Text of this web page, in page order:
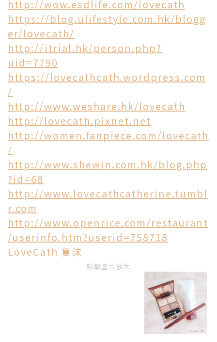
http://wow.esdlife.com/lovecath
https://blog.ulifestyle.com.hk/blogg
er/lovecath/
http://itrial.hk/person.php?
uid=7790
https://lovecathcath.wordpress.com
/
http://www.weshare.hk/lovecath
http://lovecath.pixnet.net
http://women.fanpiece.com/lovecath
/
http://www.shewin.com.hk/blog.php
?id=68
http://www.lovecathcatherine.tumbl
r.com
http://www.openrice.com/restaurant
/userinfo.htm?userid=758718
LoveCath 夏沫
點擊圖片放大